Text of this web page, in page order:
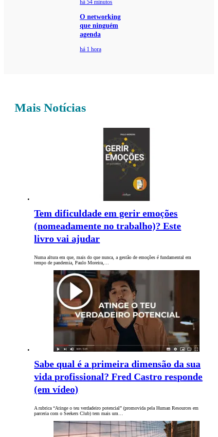
há 54 minutos
O networking
que ninguém
agenda
há 1 hora
Mais Notícias
Tem dificuldade em gerir emoções
(nomeadamente no trabalho)? Este
livro vai ajudar
Numa altura em que, mais do que nunca, a gestão de emoções é fundamental em
tempo de pandemia, Paulo Moreira,…
Sabe qual é a primeira dimensão da sua
vida profissional? Fred Castro responde
(em vídeo)
A rubrica “Atinge o teu verdadeiro potencial” (promovida pela Human Resources em
parceria com o Seekers Club) tem mais um…